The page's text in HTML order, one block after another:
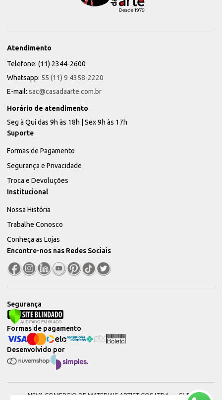
Atendimento
Telefone: (11) 2344-2600
Whatsapp: 55 (11) 9 4358-2220
E-mail: sac@casadaarte.com.br
Horário de atendimento
Seg à Qui das 9h às 18h | Sex 9h às 17h
Suporte
Formas de Pagamento
Segurança e Privacidade
Troca e Devoluções
Institucional
Nossa História
Trabalhe Conosco
Conheça as Lojas
Encontre-nos nas Redes Sociais
Segurança
Desenvolvido por
Formas de pagamento
NEVA COMERCIO DE MATERIAIS ARTISTICOS LTDA — CNPJ: